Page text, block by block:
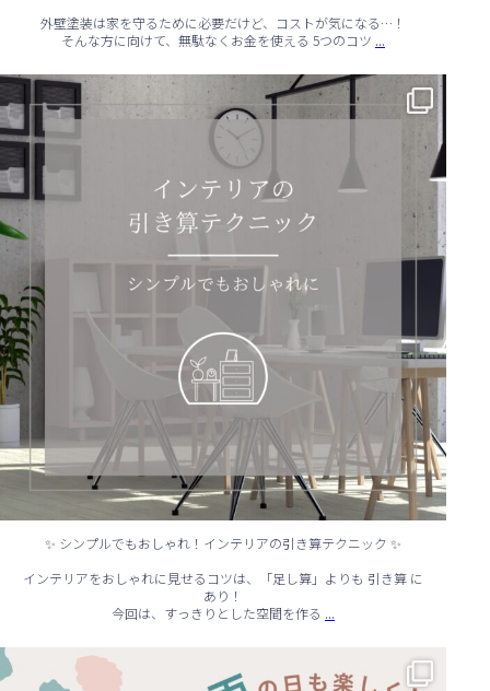
外壁塗装は家を守るために必要だけど、コストが気になる…！
そんな方に向けて、無駄なくお金を使える 5つのコツ ...
✨ シンプルでもおしゃれ！インテリアの引き算テクニック ✨
...
✨ シンプルでもおしゃれ！インテリアの引き算テクニック ✨
インテリアをおしゃれに見せるコツは、「足し算」よりも 引き算 に
あり！
今回は、すっきりとした空間を作る ...
☔ 雨の日でも快適に！室内でできる遊びアイデア 🌈
...